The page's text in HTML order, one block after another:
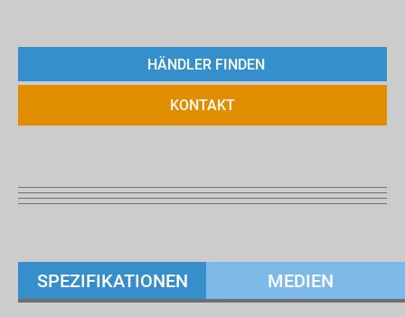
HÄNDLER FINDEN
KONTAKT
SPEZIFIKATIONEN MEDIEN